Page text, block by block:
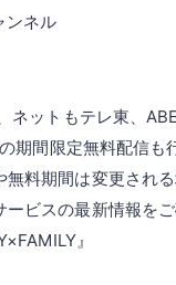
ンネル
ネットもテレ東、
期間限定無料配信も
無料期間は変更され
ービスの最新情報を
』